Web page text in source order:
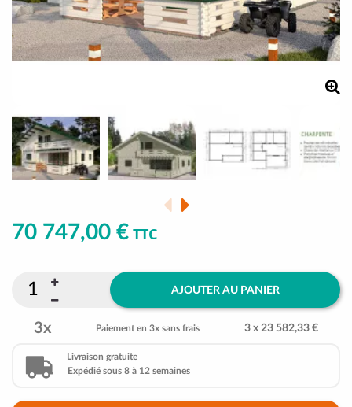
70 747,00 € TTC
AJOUTER AU PANIER
3x Paiement en 3x sans frais 3 x 23 582,33 €
Livraison gratuite
Expédié sous 8 à 12 semaines